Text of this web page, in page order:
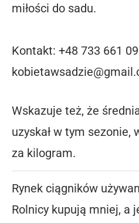
miłości do sadu.
Kontakt: +48 733 661
Wskazuje też, że
uzyskał w tym sezonie,
za kilogram.
Rynek ciągników
Rolnicy kupują mniej, a